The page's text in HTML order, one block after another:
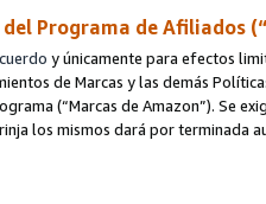
Programa de Afiliados
y únicamente para efectos
de Marcas y las demás
(“Marcas de Amazon”). Se
los mismos dará por terminada